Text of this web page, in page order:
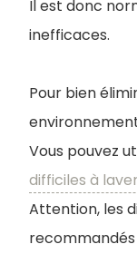
Il est donc
inefficaces.
Pour bien
Vous pouvez
difficiles à
Attention, les
recommandés